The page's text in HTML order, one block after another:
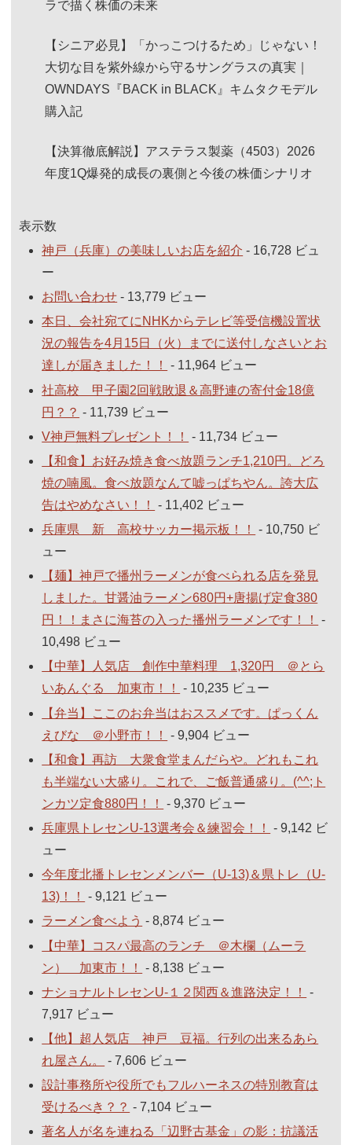
ラで描く株価の未来
【シニア必見】「かっこつけるため」じゃない！
大切な目を紫外線から守るサングラスの真実｜
OWNDAYS『BACK in BLACK』キムタクモデル
購入記
【決算徹底解説】アステラス製薬（4503）2026
年度1Q爆発的成長の裏側と今後の株価シナリオ
表示数
神戸（兵庫）の美味しいお店を紹介 - 16,728 ビュ
ー
お問い合わせ - 13,779 ビュー
本日、会社宛てにNHKからテレビ等受信機設置状
況の報告を4月15日（火）までに送付しなさいとお
達しが届きました！！
- 11,964 ビュー
社高校 甲子園2回戦敗退＆高野連の寄付金18億
円？？ - 11,739 ビュー
V神戸無料プレゼント！！
- 11,734 ビュー
【和食】お好み焼き食べ放題ランチ1,210円。どろ
焼の喃風。食べ放題なんて嘘っぱちやん。誇大広
告はやめなさい！！
- 11,402 ビュー
兵庫県 新 高校サッカー掲示板！！
- 10,750 ビ
ュー
【麺】神戸で播州ラーメンが食べられる店を発見
しました。甘醤油ラーメン680円+唐揚げ定食380
円！！まさに海苔の入った播州ラーメンです！！
-
10,498 ビュー
【中華】人気店 創作中華料理 1,320円 ＠とら
いあんぐる 加東市！！
- 10,235 ビュー
【弁当】ここのお弁当はおススメです。ぱっくん
えびな ＠小野市！！
- 9,904 ビュー
【和食】再訪 大衆食堂まんだらや。どれもこれ
も半端ない大盛り。これで、ご飯普通盛り。(^^;ト
ンカツ定食880円！！
- 9,370 ビュー
兵庫県トレセンU-13選考会＆練習会！！
- 9,142 ビ
ュー
今年度北播トレセンメンバー（U-13)＆県トレ（U-
13)！！
- 9,121 ビュー
ラーメン食べよう - 8,874 ビュー
【中華】コスパ最高のランチ ＠木欄（ムーラ
ン） 加東市！！
- 8,138 ビュー
ナショナルトレセンU-１２関西＆進路決定！！
-
7,917 ビュー
【他】超人気店 神戸 豆福。行列の出来るあら
れ屋さん。
- 7,606 ビュー
設計事務所や役所でもフルハーネスの特別教育は
受けるべき？？ - 7,104 ビュー
著名人が名を連ねる「辺野古基金」の影：抗議活